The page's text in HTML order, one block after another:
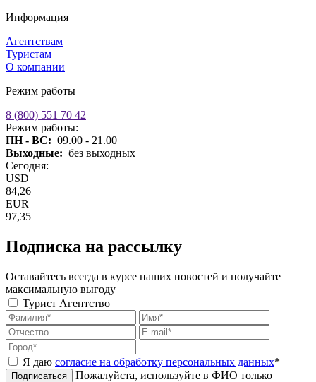
Информация
Агентствам
Туристам
О компании
Режим работы
8 (800) 551 70 42
Режим работы:
ПН - ВС: 09.00 - 21.00
Выходные: без выходных
Сегодня:
USD
84,26
EUR
97,35
Подписка на рассылку
Оставайтесь всегда в курсе наших новостей и получайте
максимальную выгоду
Турист Агентство
Я даю согласие на обработку персональных данных*
Подписаться
Пожалуйста, используйте в ФИО только